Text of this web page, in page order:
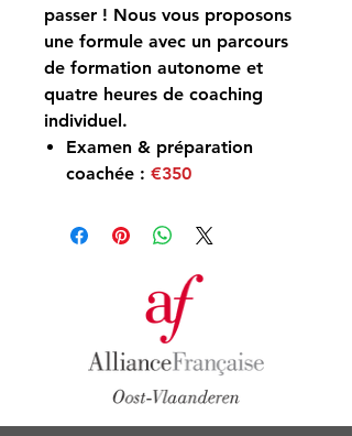
passer ! Nous vous proposons
une formule avec un parcours
de formation autonome et
quatre heures de coaching
individuel.
Examen & préparation
coachée : €350